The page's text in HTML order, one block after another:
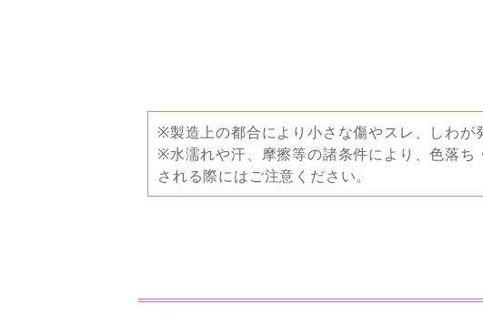
※製造上の都合により小さな傷やスレ、しわが
※水濡れや汗、摩擦等の諸条件により、色落
される際にはご注意ください。